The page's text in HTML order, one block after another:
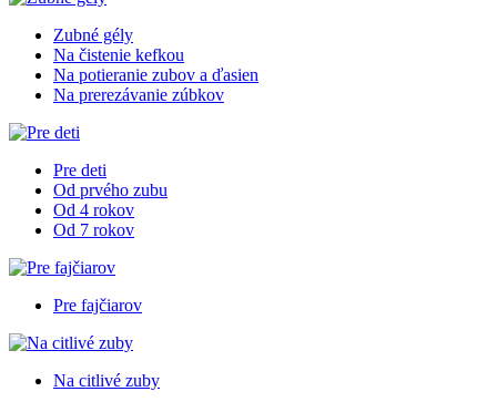
Zubné gély
Na čistenie kefkou
Na potieranie zubov a ďasien
Na prerezávanie zúbkov
Pre deti
Od prvého zubu
Od 4 rokov
Od 7 rokov
Pre fajčiarov
Na citlivé zuby